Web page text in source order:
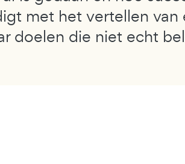
met het vertellen van
doelen die niet echt